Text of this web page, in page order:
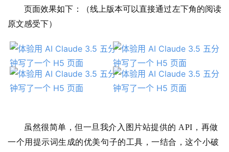
源
目
用
页面效果如下：（线上版本可以直接通过左下角的阅读
原文感受下）
虽然很简单，但一旦我介入图片站提供的 API，再做
一个用提示词生成的优美句子的工具，一结合，这个小破